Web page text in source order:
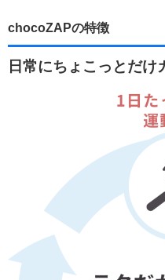
chocoZAPの特徴
日常にちょこっとだけ